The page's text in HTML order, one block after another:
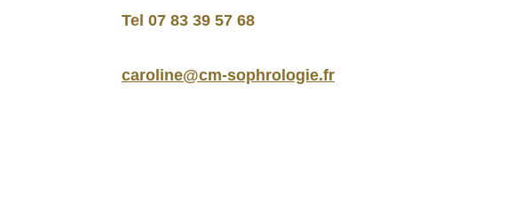
Tel 07 83 39 57 68
caroline@cm-sophrologie.fr